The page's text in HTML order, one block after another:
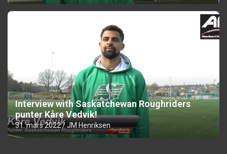
Interview with Saskatchewan Roughriders
punter Kåre Vedvik!
31. mars 2022 JM Henriksen